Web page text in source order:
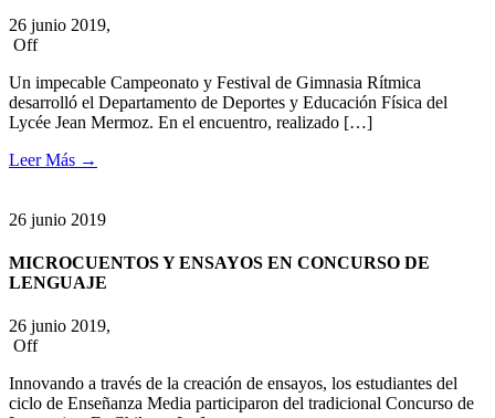
26 junio 2019,
Off
Un impecable Campeonato y Festival de Gimnasia Rítmica
desarrolló el Departamento de Deportes y Educación Física del
Lycée Jean Mermoz. En el encuentro, realizado […]
Leer Más →
26 junio 2019
MICROCUENTOS Y ENSAYOS EN CONCURSO DE
LENGUAJE
26 junio 2019,
Off
Innovando a través de la creación de ensayos, los estudiantes del
ciclo de Enseñanza Media participaron del tradicional Concurso de